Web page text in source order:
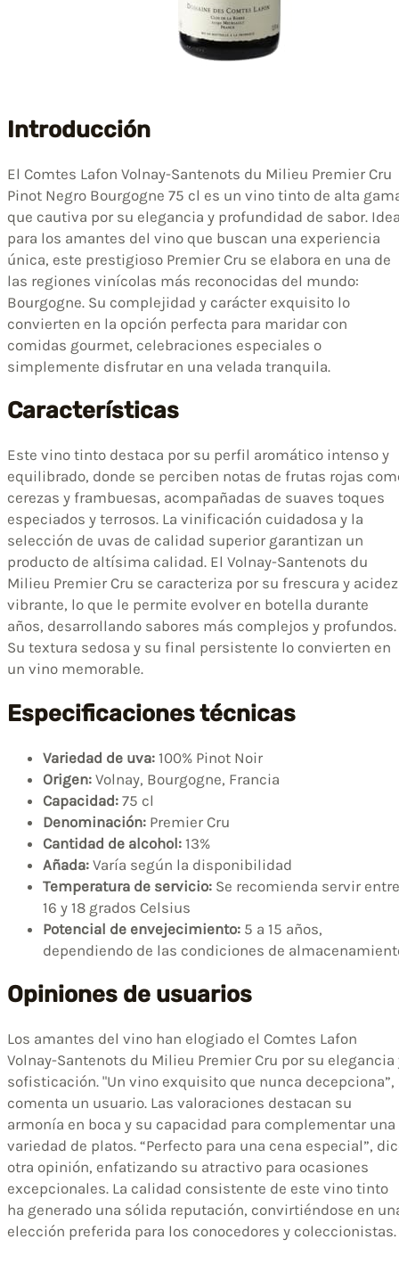
Introducción
El Comtes Lafon Volnay-Santenots du Milieu Premier Cru
Pinot Negro Bourgogne 75 cl es un vino tinto de alta
que cautiva por su elegancia y profundidad de sabor.
para los amantes del vino que buscan una experiencia
única, este prestigioso Premier Cru se elabora en una de
las regiones vinícolas más reconocidas del mundo:
Bourgogne. Su complejidad y carácter exquisito lo
convierten en la opción perfecta para maridar con
comidas gourmet, celebraciones especiales o
simplemente disfrutar en una velada tranquila.
Características
Este vino tinto destaca por su perfil aromático intenso y
equilibrado, donde se perciben notas de frutas rojas
cerezas y frambuesas, acompañadas de suaves toques
especiados y terrosos. La vinificación cuidadosa y la
selección de uvas de calidad superior garantizan un
producto de altísima calidad. El Volnay-Santenots du
Milieu Premier Cru se caracteriza por su frescura y acidez
vibrante, lo que le permite evolver en botella durante
años, desarrollando sabores más complejos y profundos.
Su textura sedosa y su final persistente lo convierten en
un vino memorable.
Especificaciones técnicas
Variedad de uva: 100% Pinot Noir
Origen: Volnay, Bourgogne, Francia
Capacidad: 75 cl
Denominación: Premier Cru
Cantidad de alcohol: 13%
Añada: Varía según la disponibilidad
Temperatura de servicio: Se recomienda servir entre
16 y 18 grados Celsius
Potencial de envejecimiento: 5 a 15 años,
dependiendo de las condiciones de
Opiniones de usuarios
Los amantes del vino han elogiado el Comtes Lafon
Volnay-Santenots du Milieu Premier Cru por su elegancia
sofisticación. "Un vino exquisito que nunca decepciona”,
comenta un usuario. Las valoraciones destacan su
armonía en boca y su capacidad para complementar una
variedad de platos. “Perfecto para una cena especial”,
otra opinión, enfatizando su atractivo para ocasiones
excepcionales. La calidad consistente de este vino tinto
ha generado una sólida reputación, convirtiéndose en
elección preferida para los conocedores y coleccionistas.